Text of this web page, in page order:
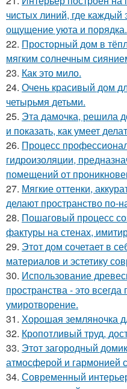
чистых линий, где каждый
ощущение уюта и порядка.
22. Просторный дом в
мягким солнечным
23. Как это мило.
24. Очень красивый дом
четырьмя детьми.
25. Эта дамочка, решила
и показать, как умеет
26. Процесс
гидроизоляции,
помещений от
27. Мягкие оттенки,
делают пространство
28. Пошаговый процесс
фактуры на стенах,
29. Этот дом сочетает в
материалов и эстетику
30. Использование
пространства - это
умиротворение.
31. Хорошая земляночка
32. Кропотливый труд,
33. Этот загородный
атмосферой и гармонией
34. Современный